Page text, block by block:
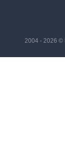
2004 - 2026 ©